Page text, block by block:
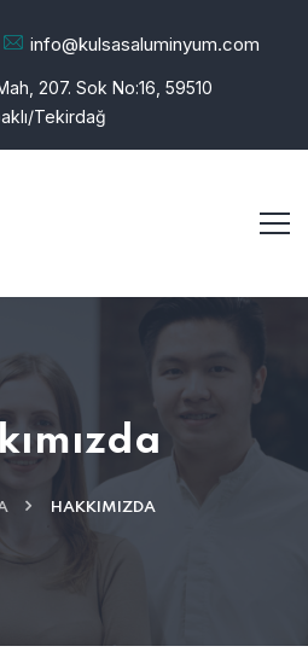
info@kulsasaluminyum.com
207. Sok No:16, 59510
Tekirdağ
HAKKIMIZDA